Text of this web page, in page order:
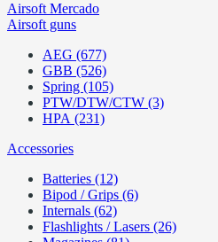
Airsoft Mercado
Airsoft guns
AEG (677)
GBB (526)
Spring (105)
PTW/DTW/CTW (3)
HPA (231)
Accessories
Batteries (12)
Bipod / Grips (6)
Internals (62)
Flashlights / Lasers (26)